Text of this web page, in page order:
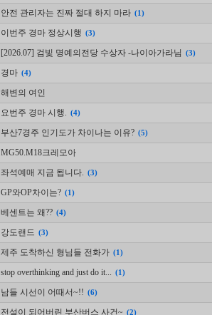
안전 관리자는 진짜 절대 하지 마라 (1)
이번주 경마 정상시행 (3)
[2026.07] 검빛 명예의전당 수상자 -나이아가라님 (3)
경마 (4)
해변의 여인
요번주 경마 시행. (4)
부산7경주 인기도가 차이나는 이유? (5)
MG50.M18크레모아
좌석예매 지금 됩니다. (3)
GP와OP차이는? (1)
베센트는 왜?? (4)
강도랜드 (3)
제주 도착하신 형님들 전화가 (1)
stop overthinking and just do it... (1)
남들 시선이 어때서~!! (6)
전설이 되어버린 부산버스 사건~ (2)